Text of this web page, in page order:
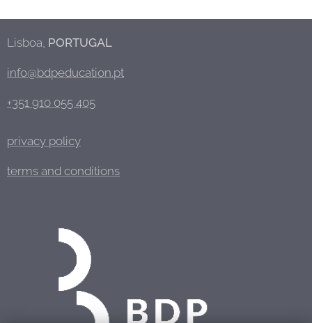
Lisboa, PORTUGAL
info@bdpeducation.pt
+351 910 055 405
privacy policy
terms and conditions